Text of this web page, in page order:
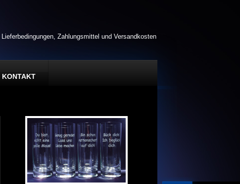
Lieferbedingungen, Zahlungsmittel und Versandkosten
KONTAKT